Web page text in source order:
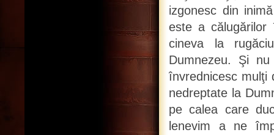
izgonesc din
este a
cineva la
Dumnezeu. Şi
învrednicesc mulţi
nedreptate la
pe calea care
lenevim a ne